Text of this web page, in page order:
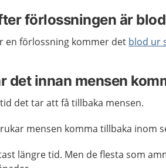
förlossningen är
en förlossning kommer det blod ur
det innan mensen
det tar att få tillbaka mensen.
mensen komma tillbaka inom
längre tid. Men de flesta som